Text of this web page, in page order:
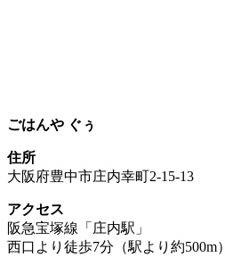
ごはんや ぐぅ
住所
大阪府豊中市庄内幸町2-15-13
アクセス
阪急宝塚線「庄内駅」
西口より徒歩7分（駅より約500m）